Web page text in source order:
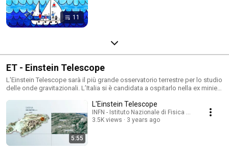
11
ET - Einstein Telescope
L'Einstein Telescope sarà il più grande osservatorio terrestre per lo studio
delle onde gravitazionali. L’Italia si è candidata a ospitarlo nella ex miniera
5:55
L'Einstein Telescope
INFN - Istituto Nazionale di Fisica Nucleare
3.5K views
3 years ago